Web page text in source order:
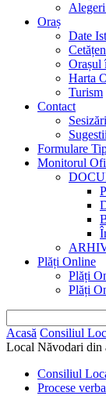
Oraș
Date
Orașul
Harta
Turism
Contact
Sesizări
Formulare
Monitorul
Plăți Online
Plăți
Plăți
Acasă Consiliul
Local Năvodari din
Consiliul
Procese